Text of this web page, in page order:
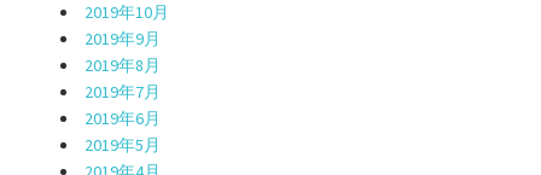
2019年10月
2019年9月
2019年8月
2019年7月
2019年6月
2019年5月